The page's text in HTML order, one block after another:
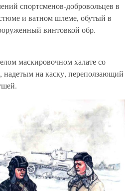
спортсменов-добровольцев в
и ватном шлеме, обутый в
винтовкой обр.
маскировочном халате со
на каску, переползающий